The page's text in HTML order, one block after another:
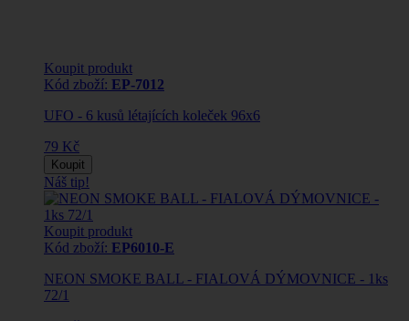
Koupit produkt
Kód zboží: EP-7012
UFO - 6 kusů létajících koleček 96x6
79 Kč
Koupit
Náš tip!
Koupit produkt
Kód zboží: EP6010-E
NEON SMOKE BALL - FIALOVÁ DÝMOVNICE - 1ks
72/1